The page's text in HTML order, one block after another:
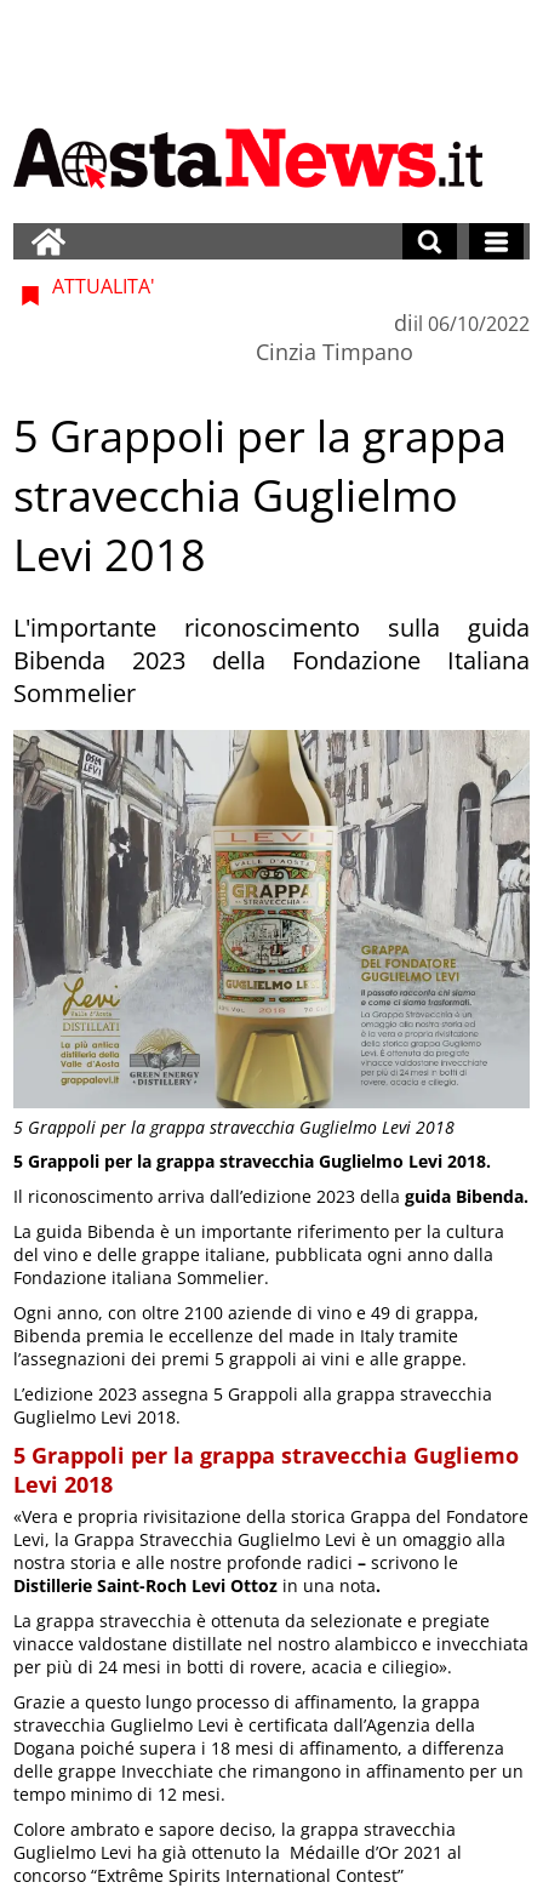
5 Grappoli per la grappa stravecchia Guglielmo Levi 2018
ATTUALITA'
di
Cinzia Timpano
il 06/10/2022
5 Grappoli per la grappa
stravecchia Guglielmo
Levi 2018
L'importante riconoscimento sulla guida
Bibenda 2023 della Fondazione Italiana
Sommelier
5 Grappoli per la grappa stravecchia Guglielmo Levi 2018.
Il riconoscimento arriva dall’edizione 2023 dellaguida Bibenda.
La guida Bibenda è un importante riferimento per la cultura
del vino e delle grappe italiane, pubblicata ogni anno dalla
Fondazione italiana Sommelier.
Ogni anno, con oltre 2100 aziende di vino e 49 di grappa,
Bibenda premia le eccellenze del made in Italy tramite
l’assegnazioni dei premi 5 grappoli ai vini e alle grappe.
L’edizione 2023 assegna 5 Grappoli alla grappa stravecchia
Guglielmo Levi 2018.
5 Grappoli per la grappa stravecchia Gugliemo
Levi 2018
«Vera e propria rivisitazione della storica Grappa del Fondatore
Levi, la Grappa Stravecchia Guglielmo Levi è un omaggio alla
nostra storia e alle nostre profonde radici–scrivono le
Distillerie Saint-Roch Levi Ottoz in una nota.
La grappa stravecchia è ottenuta da selezionate e pregiate
vinacce valdostane distillate nel nostro alambicco e invecchiata
per più di 24 mesi in botti di rovere, acacia e ciliegio».
Grazie a questo lungo processo di affinamento, la grappa
stravecchia Guglielmo Levi è certificata dall’Agenzia della
Dogana poiché supera i 18 mesi di affinamento, a differenza
delle grappe Invecchiate che rimangono in affinamento per un
tempo minimo di 12 mesi.
Colore ambrato e sapore deciso, la grappa stravecchia
Guglielmo Levi ha già ottenuto la Médaille d’Or 2021 al
concorso “Extrême Spirits International Contest”